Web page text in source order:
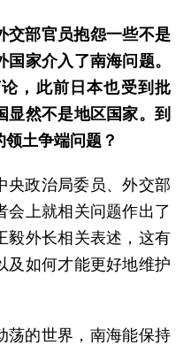
交部官员抱怨一些不是
家介入了南海问题。
，此前日本也受到批
显然不是地区国家。到
土争端问题？
央政治局委员、外交部
会上就相关问题作出了
毅外长相关表述，这有
及如何才能更好地维护
荡的世界，南海能保持